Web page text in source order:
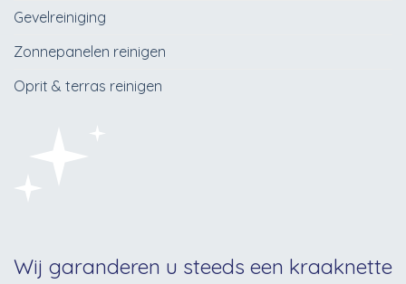
Gevelreiniging
Zonnepanelen reinigen
Oprit & terras reinigen
Wij garanderen u steeds een kraaknette